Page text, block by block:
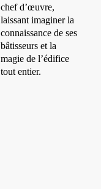
chef d’œuvre,
laissant imaginer la
connaissance de ses
bâtisseurs et la
magie de l’édifice
tout entier.